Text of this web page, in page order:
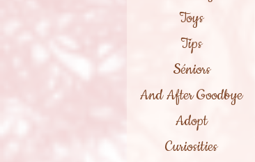
Toys
Tips
Séniors
And After Goodbye
Adopt
Curiosities